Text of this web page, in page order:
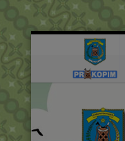
Berita: